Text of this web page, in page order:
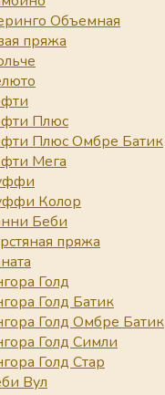
Объемная
пряжа
Плюс
Плюс Омбре Батик
Мега
Колор
Беби
пряжа
Голд
Голд Батик
Голд Омбре Батик
Голд Симли
Голд Стар
Вул